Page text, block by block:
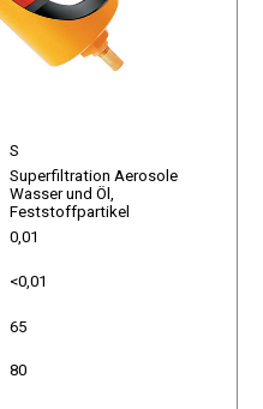
S
Superfiltration Aerosole
Wasser und Öl,
Feststoffpartikel
0,01
<0,01
65
80